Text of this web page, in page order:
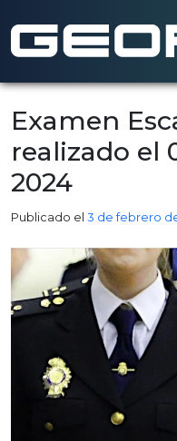
Saltar al contenido
Examen
realizado el
2024
Publicado el 3 de febrero